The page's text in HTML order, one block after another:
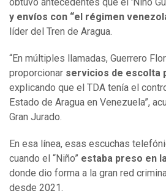
y envíos con “el régimen
líder del Tren de Aragua.
“En múltiples llamadas, Guerrero
proporcionar servicios de escolta
explicando que el TDA tenía el
Estado de Aragua en Venezuela”,
Gran Jurado.
En esa línea, esas escuchas
cuando el “Niño” estaba preso en
donde dio forma a la gran red
desde 2021.